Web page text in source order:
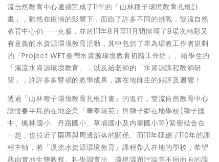
流自然教育中心連續完成了11年的「山林種子環境教育扎根計
畫」，雖然在疫情的影響下，面臨了許多不同的挑戰，雙流自然
教育中心仍一一克服，並於111年8月至11月間辦理了8場次精彩又
有意義的水資源環境教育活動，其中包括了專為環教工作者規劃
的「Project WET臺灣水資源環境教育初階工作坊」、給學生的
「溪流水資源環境教育」，以及給老師的「水資源課程教師研
習」，許許多多豐碩的教學成果，讓在地師生的好評及迴響！
透過「山林種子環境教育扎根計畫」的進行，雙流自然教育中心
讓恆春半島的在地企業「華泰瑞苑」與獅子鄉在地學校(獅子國
中、楓林國小、丹路國小、草埔國小及內獅國小等)緊密結合在
一起，也拉近了園區與周邊部落的關係。而111年延續了110年的課
程主軸，將「溪流水資源環境教育」課程帶入在地的學校，希望
藉由實地生態觀察、科學調查法、環境議題討論等不同面向的課